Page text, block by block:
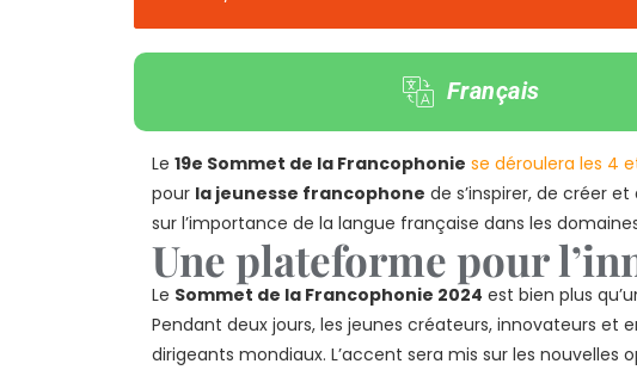
Français
Le 19e Sommet de la Francophonie se déroulera les 4
pour la jeunesse francophone de s’inspirer, de créer
sur l’importance de la langue française dans les
Une plateforme pour
Le Sommet de la Francophonie 2024 est bien plus
Pendant deux jours, les jeunes créateurs, innovateurs et
dirigeants mondiaux. L’accent sera mis sur les